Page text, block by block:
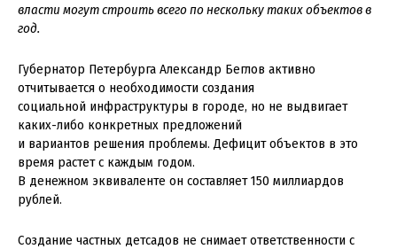
власти могут строить всего по нескольку таких объектов в
год.
Губернатор Петербурга Александр Беглов активно
отчитывается о необходимости создания
социальной инфраструктуры в городе, но не выдвигает
каких-либо конкретных предложений
и вариантов решения проблемы. Дефицит объектов в это
время растет с каждым годом.
В денежном эквиваленте он составляет 150 миллиардов
рублей.
Создание частных детсадов не снимает ответственности с